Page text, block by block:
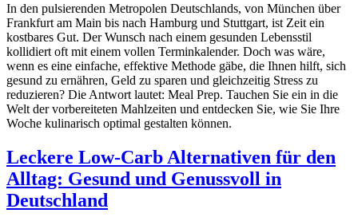
In den pulsierenden Metropolen Deutschlands, von München über
Frankfurt am Main bis nach Hamburg und Stuttgart, ist Zeit ein
kostbares Gut. Der Wunsch nach einem gesunden Lebensstil
kollidiert oft mit einem vollen Terminkalender. Doch was wäre,
wenn es eine einfache, effektive Methode gäbe, die Ihnen hilft, sich
gesund zu ernähren, Geld zu sparen und gleichzeitig Stress zu
reduzieren? Die Antwort lautet: Meal Prep. Tauchen Sie ein in die
Welt der vorbereiteten Mahlzeiten und entdecken Sie, wie Sie Ihre
Woche kulinarisch optimal gestalten können.
Leckere Low-Carb Alternativen für den
Alltag: Gesund und Genussvoll in
Deutschland